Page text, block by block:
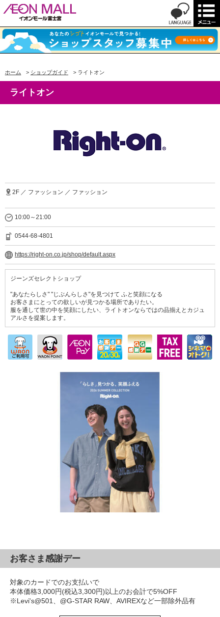
ホーム > ショップガイド > ライトオン
ライトオン
2F ／ ファッション ／ ファッション
10:00～21:00
0544-68-4801
https://right-on.co.jp/shop/default.aspx
ジーンズセレクトショップ
"あなたらしさ" "じぶんらしさ"を見つけて ふと笑顔になる
お客さまにとっての欲しいが見つかる場所でありたい。
服を通して世の中を笑顔にしたい、ライトオンならではの品揃えとカジュ
アルさを提案します。
お客さま感謝デー
対象のカードでのお支払いで
本体価格3,000円(税込3,300円)以上のお会計で5%OFF
※Levi's@501、@G-STAR RAW、AVIREXなど一部除外品有